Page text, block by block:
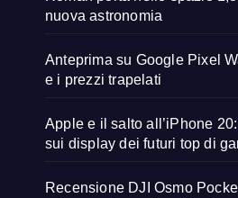
nuova astronomia
Anteprima su Google Pixel
e i prezzi trapelati
Apple e il salto all’iPhone
sui display dei futuri top di
Recensione DJI Osmo